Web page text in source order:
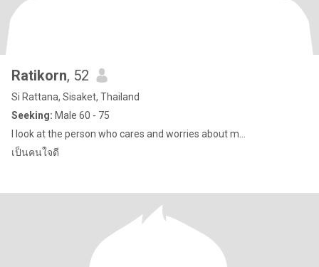
Ratikorn, 52
Si Rattana, Sisaket, Thailand
Seeking: Male 60 - 75
I look at the person who cares and worries about m...
เป็นคนใจดี